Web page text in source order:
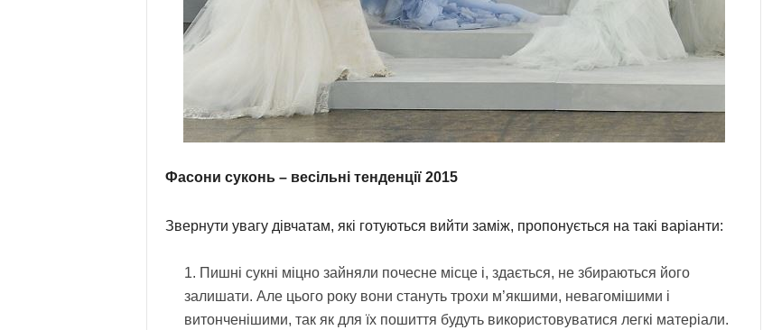
Фасони суконь – весільні тенденції 2015
Звернути увагу дівчатам, які готуються вийти заміж, пропонується на такі варіанти:
Пишні сукні міцно зайняли почесне місце і, здається, не збираються його
залишати. Але цього року вони стануть трохи м’якшими, невагомішими і
витонченішими, так як для їх пошиття будуть використовуватися легкі матеріали.